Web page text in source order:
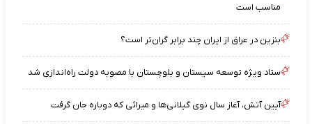
مناسب است
بنزین در عراق از ایران چند برابر گران‌تر است؟
ستاد ویژه توسعه سیستان و بلوچستان با مصوبه دولت راه‌اندازی شد
آیین آتش، آغاز سال نوی گیلانی‌ها و میراثی که دوباره جان گرفت